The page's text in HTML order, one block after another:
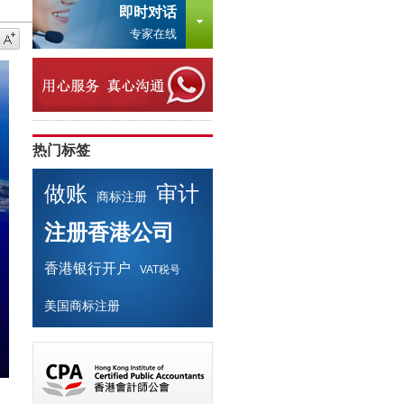
即时对话
专家在线
热门标签
做账 商标注册
审计
注册香港公司
香港银行开户 VAT税号
美国商标注册